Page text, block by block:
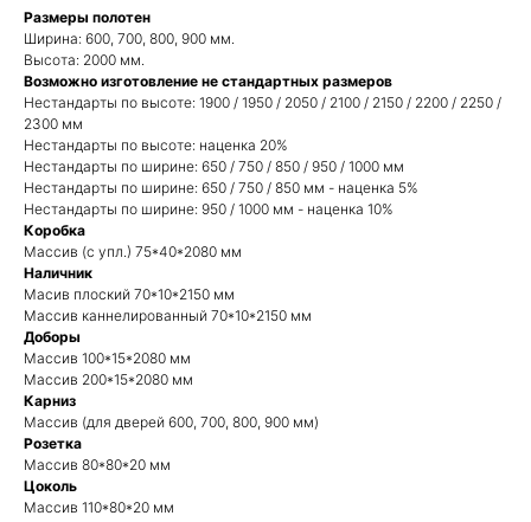
Размеры полотен
Ширина: 600, 700, 800, 900 мм.
Высота: 2000 мм.
Возможно изготовление не стандартных размеров
Нестандарты по высоте: 1900 / 1950 / 2050 / 2100 / 2150 / 2200 / 2250 /
2300 мм
Нестандарты по высоте: наценка 20%
Нестандарты по ширине: 650 / 750 / 850 / 950 / 1000 мм
Нестандарты по ширине: 650 / 750 / 850 мм - наценка 5%
Нестандарты по ширине: 950 / 1000 мм - наценка 10%
Коробка
Массив (с упл.) 75*40*2080 мм
Наличник
Масив плоский 70*10*2150 мм
Массив каннелированный 70*10*2150 мм
Доборы
Массив 100*15*2080 мм
Массив 200*15*2080 мм
Карниз
Массив (для дверей 600, 700, 800, 900 мм)
Розетка
Массив 80*80*20 мм
Цоколь
Массив 110*80*20 мм